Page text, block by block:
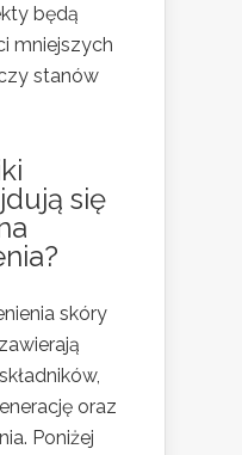
będą
mniejszych
stanów
się
skóry
oraz
Poniżej